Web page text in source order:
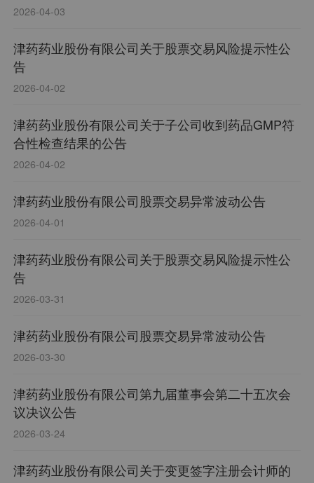
2026-04-03
津药药业股份有限公司关于股票交易风险提示性公
告
2026-04-02
津药药业股份有限公司关于子公司收到药品GMP符
合性检查结果的公告
2026-04-02
津药药业股份有限公司股票交易异常波动公告
2026-04-01
津药药业股份有限公司关于股票交易风险提示性公
告
2026-03-31
津药药业股份有限公司股票交易异常波动公告
2026-03-30
津药药业股份有限公司第九届董事会第二十五次会
议决议公告
2026-03-24
津药药业股份有限公司关于变更签字注册会计师的